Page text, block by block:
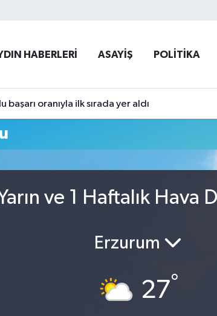
HABERLERİ ASAYİŞ POLİTİKA
başarı oranıyla ilk sırada yer aldı
ve 1 Haftalık Hava
Erzurum
27°